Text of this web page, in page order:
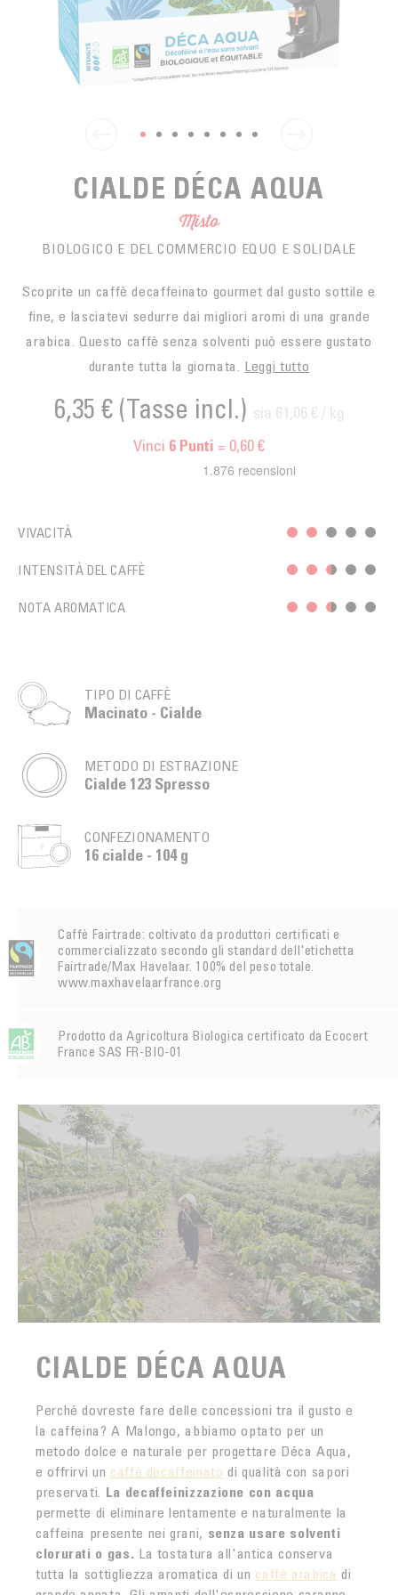
CAFFÈ DEL COMMERCIO EQUO
ACCESSOIRES POUR LE THÉ
SPUNTINO
PER PORTARE
ACCESSORI PER BARISTI
ACTUALITÉS
L'AZIENDA
ATTIVITÀ
Contact
CIALDE DÉCA AQUA
Misto
BIOLOGICO E DEL COMMERCIO EQUO E SOLIDALE
Scoprite un caffè decaffeinato gourmet dal gusto sottile e
fine, e lasciatevi sedurre dai migliori aromi di una grande
arabica. Questo caffè senza solventi può essere gustato
durante tutta la giornata. Leggi tutto
6,35 € (Tasse incl.) sia 61,06 € / kg
Vinci 6 Punti = 0,60 €
VIVACITÀ
INTENSITÀ DEL CAFFÈ
NOTA AROMATICA
TIPO DI CAFFÈ
Macinato - Cialde
METODO DI ESTRAZIONE
Cialde 123 Spresso
CONFEZIONAMENTO
16 cialde - 104 g
Caffè Fairtrade: coltivato da produttori certificati e
commercializzato secondo gli standard dell'etichetta
Fairtrade/Max Havelaar. 100% del peso totale.
www.maxhavelaarfrance.org
Prodotto da Agricoltura Biologica certificato da Ecocert
France SAS FR-BIO-01
CIALDE DÉCA AQUA
Perché dovreste fare delle concessioni tra il gusto e
la caffeina? A Malongo, abbiamo optato per un
metodo dolce e naturale per progettare Déca Aqua,
e offrirvi un caffè decaffeinato di qualità con sapori
preservati. La decaffeinizzazione con acqua
permette di eliminare lentamente e naturalmente la
caffeina presente nei grani, senza usare solventi
clorurati o gas. La tostatura all'antica conserva
tutta la sottigliezza aromatica di un caffè arabica di